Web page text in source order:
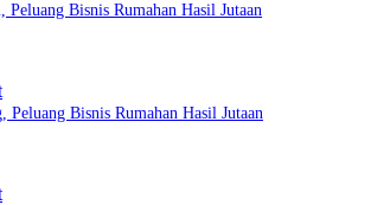
Bisnis Rumahan Hasil Jutaan
Bisnis Rumahan Hasil Jutaan